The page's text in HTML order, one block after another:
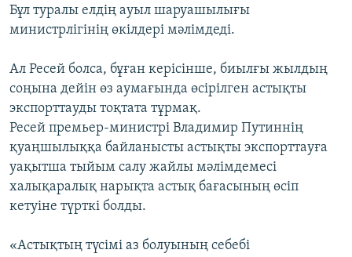
Бұл туралы елдің ауыл шаруашылығы
министрлігінің өкілдері мәлімдеді.
Ал Ресей болса, бұған керісінше, биылғы жылдың
соңына дейін өз аумағында өсірілген астықты
экспорттауды тоқтата тұрмақ.
Ресей премьер-министрі Владимир Путиннің
қуаңшылыққа байланысты астықты экспорттауға
уақытша тыйым салу жайлы мәлімдемесі
халықаралық нарықта астық бағасының өсіп
кетуіне түрткі болды.
«Астықтың түсімі аз болуының себебі